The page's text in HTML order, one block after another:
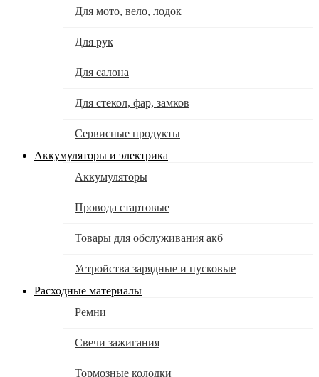
Для мото, вело, лодок
Для рук
Для салона
Для стекол, фар, замков
Сервисные продукты
Аккумуляторы и электрика
Аккумуляторы
Провода стартовые
Товары для обслуживания акб
Устройства зарядные и пусковые
Расходные материалы
Ремни
Свечи зажигания
Тормозные колодки